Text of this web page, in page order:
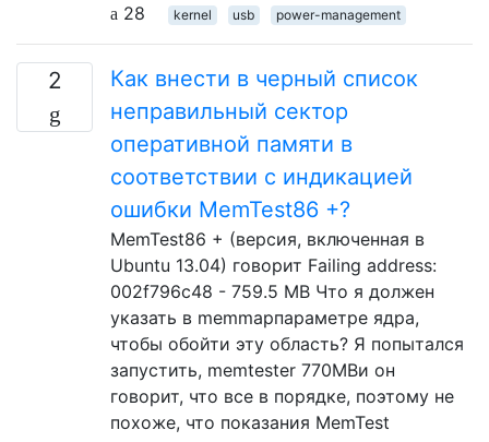
28
kernel usb power-management
2
Как внести в черный список
неправильный сектор
оперативной памяти в
соответствии с индикацией
ошибки MemTest86 +?
MemTest86 + (версия, включенная в
Ubuntu 13.04) говорит Failing address:
002f796c48 - 759.5 MB Что я должен
указать в memmapпараметре ядра,
чтобы обойти эту область? Я попытался
запустить, memtester 770MBи он
говорит, что все в порядке, поэтому не
похоже, что показания MemTest